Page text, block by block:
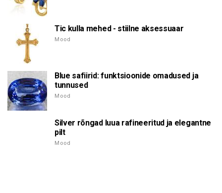
Tic kulla mehed - stiilne aksessuaar
Mood
Blue safiirid: funktsioonide omadused ja
tunnused
Mood
Silver rõngad luua rafineeritud ja elegantne
pilt
Mood